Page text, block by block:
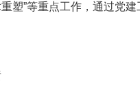
重塑”等重点工作，通过党